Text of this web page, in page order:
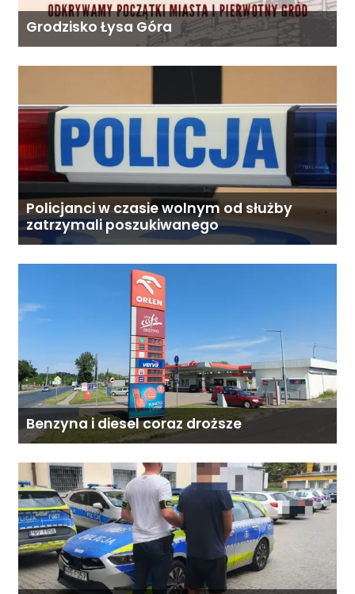
Grodzisko Łysa Góra
Policjanci w czasie wolnym od służby
zatrzymali poszukiwanego
Benzyna i diesel coraz droższe